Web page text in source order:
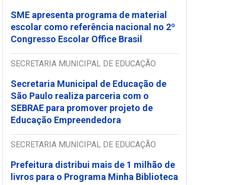
SME apresenta programa de material
escolar como referência nacional no 2º
Congresso Escolar Office Brasil
SECRETARIA MUNICIPAL DE EDUCAÇÃO
Secretaria Municipal de Educação de
São Paulo realiza parceria com o
SEBRAE para promover projeto de
Educação Empreendedora
SECRETARIA MUNICIPAL DE EDUCAÇÃO
Prefeitura distribui mais de 1 milhão de
livros para o Programa Minha Biblioteca